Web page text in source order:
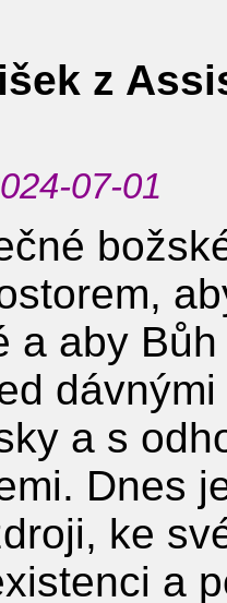
z
07-01
a aby
a s
Dnes
ke
a